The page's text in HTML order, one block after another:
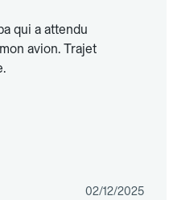
qui a attendu
avion. Trajet
02/12/2025